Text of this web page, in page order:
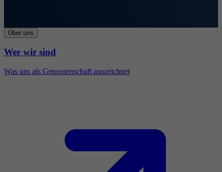
Über uns
Wer wir sind
Was uns als Genossenschaft auszeichnet